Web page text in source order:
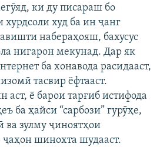
ки ду писараш бо
худ ба ин ҷанг
набераҳояш, бахусус
нигарон мекунад. Дар як
ба хонавода расидааст,
тасвир ёфтааст.
ё барои тарғиб истифода
ба ҳайси “сарбози” гурӯҳе,
ва зулму ҷиноятҳои
шинохта шудааст.